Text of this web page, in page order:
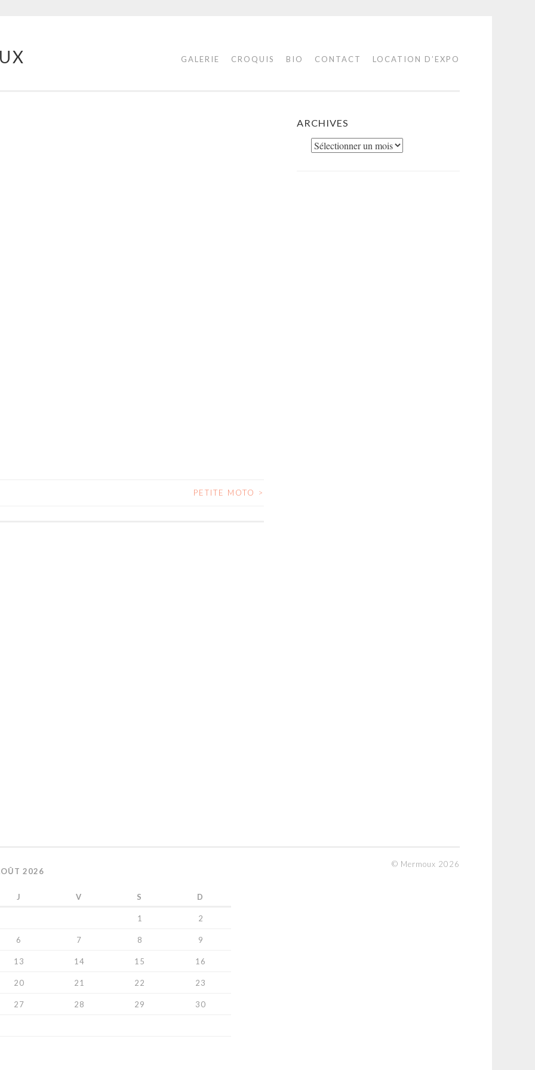
GALERIE CROQUIS BIO CONTACT LOCATION D’EXPO
PETITE MOTO >
ARCHIVES
Archives
2026
J V S D
1 2
6 7 8 9
13 14 15 16
20 21 22 23
27 28 29 30
© Mermoux 2026